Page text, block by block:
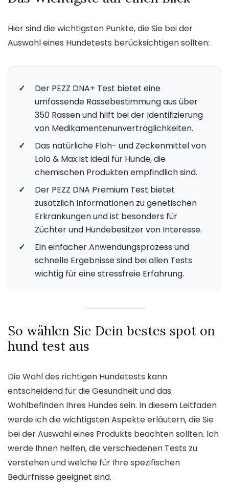
Hier sind die wichtigsten Punkte, die Sie bei der
Auswahl eines Hundetests berücksichtigen sollten:
✓
Der PEZZ DNA+ Test bietet eine
umfassende Rassebestimmung aus über
350 Rassen und hilft bei der Identifizierung
von Medikamentenunverträglichkeiten.
✓
Das natürliche Floh- und Zeckenmittel von
Lolo & Max ist ideal für Hunde, die
chemischen Produkten empfindlich sind.
✓
Der PEZZ DNA Premium Test bietet
zusätzlich Informationen zu genetischen
Erkrankungen und ist besonders für
Züchter und Hundebesitzer von Interesse.
✓
Ein einfacher Anwendungsprozess und
schnelle Ergebnisse sind bei allen Tests
wichtig für eine stressfreie Erfahrung.
So wählen Sie Dein bestes spot on
hund test aus
Die Wahl des richtigen Hundetests kann
entscheidend für die Gesundheit und das
Wohlbefinden Ihres Hundes sein. In diesem Leitfaden
werde ich die wichtigsten Aspekte erläutern, die Sie
bei der Auswahl eines Produkts beachten sollten. Ich
werde Ihnen helfen, die verschiedenen Tests zu
verstehen und welche für Ihre spezifischen
Bedürfnisse geeignet sind.